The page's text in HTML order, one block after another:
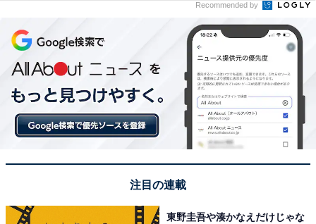
Recommended by
注目の連載
東野圭吾や湊かなえだけじゃな